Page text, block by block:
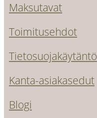
Maksutavat
Toimitusehdot
Tietosuojakäytäntö
Kanta-asiakasedut
Blogi